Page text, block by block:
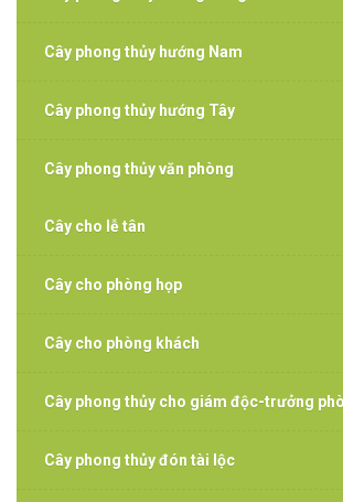
Cây phong thủy hướng Nam
Cây phong thủy hướng Tây
Cây phong thủy văn phòng
Cây cho lễ tân
Cây cho phòng họp
Cây cho phòng khách
Cây phong thủy cho giám độc-trưởng
Cây phong thủy đón tài lộc